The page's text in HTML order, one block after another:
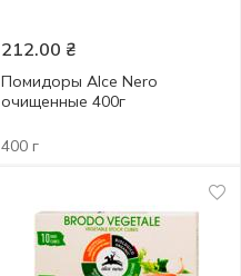
212.00 ₴
Помидоры Alce Nero
очищенные 400г
400 г